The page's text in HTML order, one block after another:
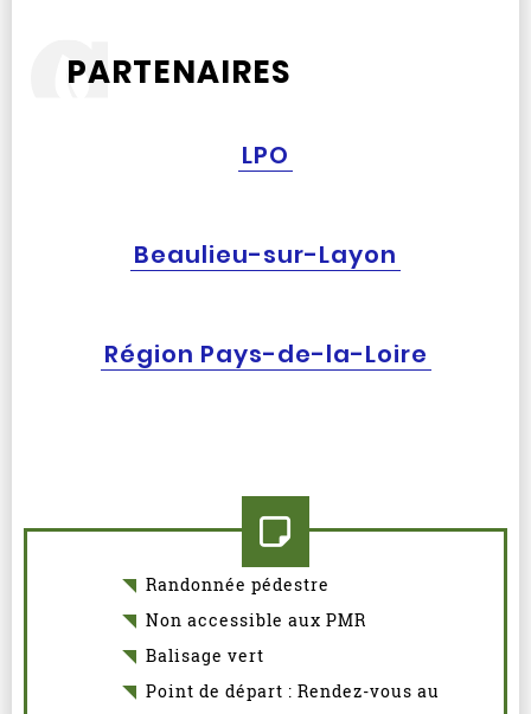
Randonnée pédestre
Non accessible aux PMR
Balisage vert
Point de départ : Rendez-vous au
PARTENAIRES
LPO
Beaulieu-sur-Layon
Région Pays-de-la-Loire